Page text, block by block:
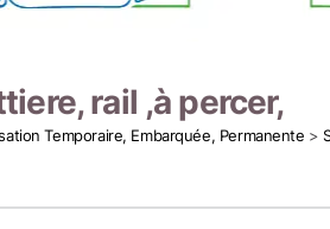
rail ,à percer,
Temporaire, Embarquée, Permanente >